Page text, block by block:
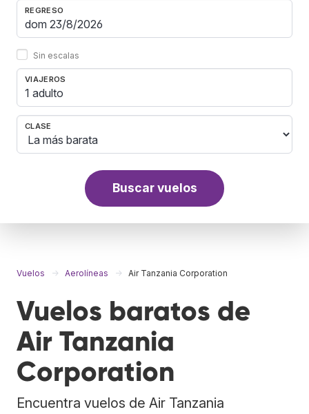
REGRESO
Sin escalas
VIAJEROS
1 adulto
CLASE
Buscar vuelos
Vuelos Aerolíneas Air Tanzania Corporation
Vuelos baratos de
Air Tanzania
Corporation
Encuentra vuelos de Air Tanzania